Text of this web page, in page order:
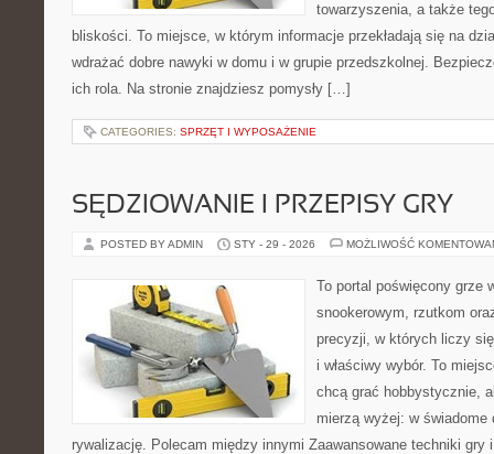
towarzyszenia, a także
bliskości. To miejsce, w którym informacje przekładają się na
wdrażać dobre nawyki w domu i w grupie przedszkolnej.
ich rola. Na stronie znajdziesz pomysły […]
CATEGORIES: SPRZĘT I WYPOSAŻENIE
SĘDZIOWANIE I PRZEPISY GRY
POSTED BY ADMIN STY - 29 - 2026 MOŻLIWOŚĆ
To portal poświęcony grze
snookerowym, rzutkom
precyzji, w których liczy
i właściwy wybór. To
chcą grać hobbystycznie,
mierzą wyżej: w
rywalizację. Polecam między innymi Zaawansowane techniki gry